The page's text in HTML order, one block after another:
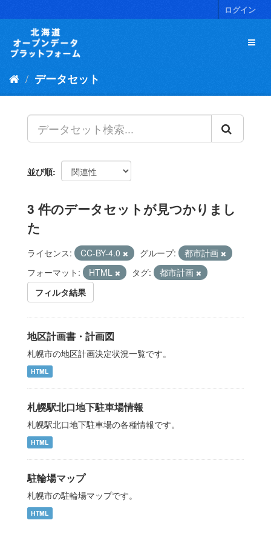
キ
ログイン
データセット
並び順
3 件のデータセットが見つかりまし
た
ライセンス: CC-BY-4.0 グループ:
都市計画
フォーマット:
HTML タグ:
都市計画
フィルタ結果
地区計画書・計画図
札幌市の地区計画決定状況一覧です。
HTML
札幌駅北口地下駐車場情報
札幌駅北口地下駐車場の各種情報です。
HTML
駐輪場マップ
札幌市の駐輪場マップです。
HTML